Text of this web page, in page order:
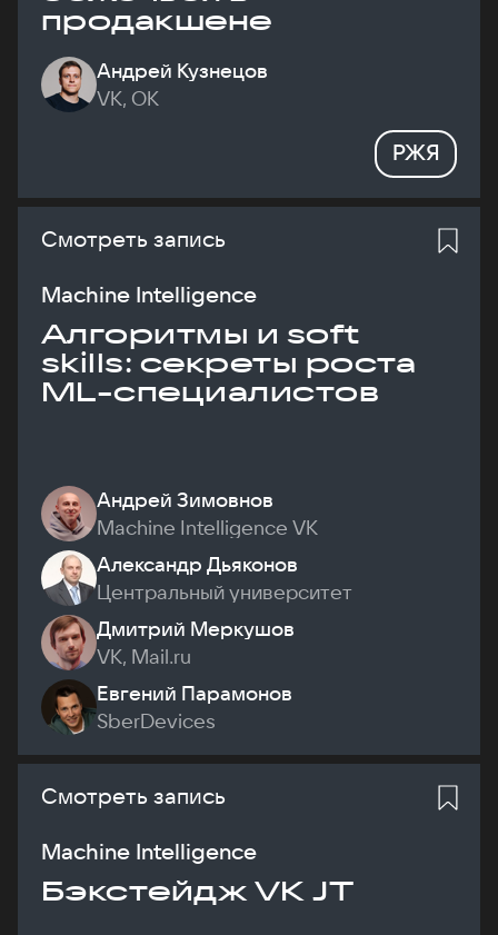
продакшене
Андрей Кузнецов
VK, ОК
РЖЯ
Смотреть запись
Machine Intelligence
Алгоритмы и soft
skills: секреты роста
ML-специалистов
Андрей Зимовнов
Machine Intelligence VK
Александр Дьяконов
Центральный университет
Дмитрий Меркушов
VK, Mail.ru
Евгений Парамонов
SberDevices
Смотреть запись
Machine Intelligence
Бэкстейдж VK JT